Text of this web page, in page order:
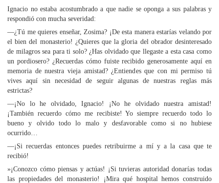
Ignacio no estaba acostumbrado a que nadie se oponga a sus palabras y
respondió con mucha severidad:
—¿Tú me quieres enseñar, Zosima? ¡De esta manera estarías velando por
el bien del monasterio! ¿Quieres que la gloria del obrador desinteresado
de milagros sea para ti solo? ¿Has olvidado que llegaste a esta casa como
un pordiosero? ¿Recuerdas cómo fuiste recibido generosamente aquí en
memoria de nuestra vieja amistad? ¿Entiendes que con mi permiso tú
vives aquí sin necesidad de seguir algunas de nuestras reglas más
estrictas?
—¡No lo he olvidado, Ignacio! ¡No he olvidado nuestra amistad!
¡También recuerdo cómo me recibiste! Yo siempre recuerdo todo lo
bueno y olvido todo lo malo y desfavorable como si no hubiese
ocurrido…
—¡Si recuerdas entonces puedes retribuirme a mí y a la casa que te
recibió!
»¡Conozco cómo piensas y actúas! ¡Si tuvieras autoridad donarías todas
las propiedades del monasterio! ¡Mira qué hospital hemos construido